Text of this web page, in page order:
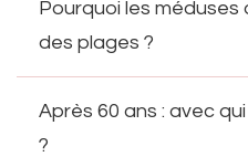
Pourquoi les
des plages ?
Après 60 ans : avec
?